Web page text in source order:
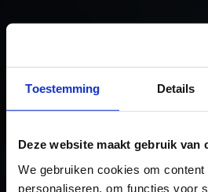
Toestemming Details
Deze website maakt gebruik van
We gebruiken cookies om
personaliseren, om functies voor